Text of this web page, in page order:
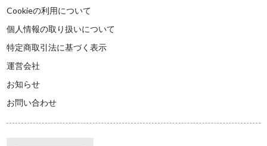
Cookieの利用について
個人情報の取り扱いについて
特定商取引法に基づく表示
運営会社
お知らせ
お問い合わせ